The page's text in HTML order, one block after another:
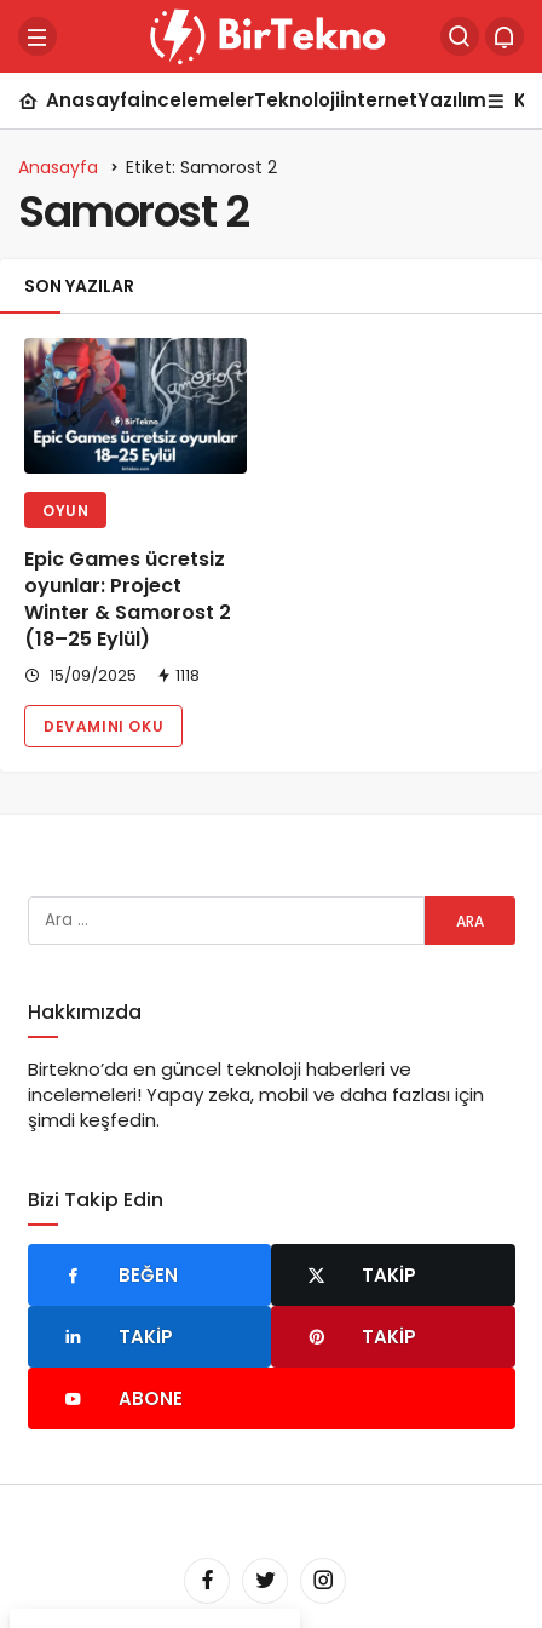
AnasayfaİncelemelerTeknolojiİnternetYazılım
Anasayfa Etiket: Samorost 2
Samorost 2
SON YAZILAR
OYUN
Epic Games ücretsiz
oyunlar: Project
Winter & Samorost 2
(18–25 Eylül)
15/09/2025 1118
DEVAMINI OKU
Hakkımızda
Birtekno’da en güncel teknoloji haberleri ve
incelemeleri! Yapay zeka, mobil ve daha fazlası için
şimdi keşfedin.
Bizi Takip Edin
BEĞEN TAKIP
TAKIP TAKIP
ABONE